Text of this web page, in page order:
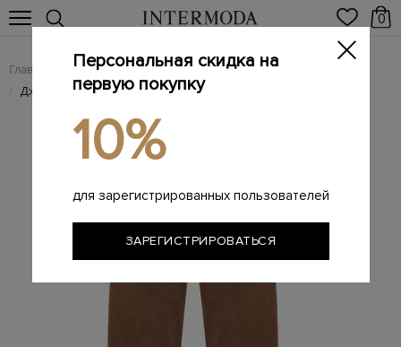
0
Главная Женщинам / Женская одежда / Женские джинсы
/ Джинсы Lila Barrel Fit с винтажным эффектом и парфюмом
Персональная скидка на
первую покупку
10%
для зарегистрированных пользователей
ЗАРЕГИСТРИРОВАТЬСЯ